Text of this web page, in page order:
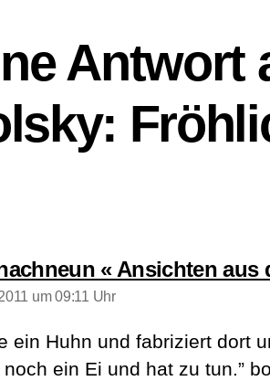
Antwort
« Ansichten
um 09:11 Uhr
ein Huhn und fabriziert dort
noch ein Ei und hat zu tun.”